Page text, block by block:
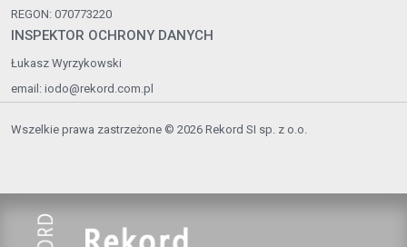
REGON: 070773220
INSPEKTOR OCHRONY DANYCH
Łukasz Wyrzykowski
email: iodo@rekord.com.pl
Wszelkie prawa zastrzeżone © 2026 Rekord SI sp. z o.o.